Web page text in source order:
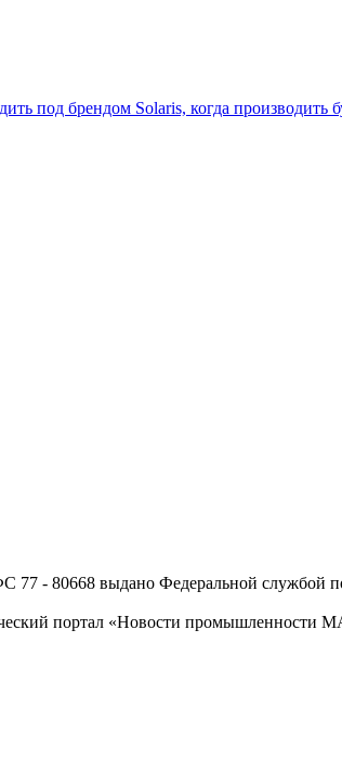
под брендом Solaris, когда производить
- 80668 выдано Федеральной службой по
портал «Новости промышленности